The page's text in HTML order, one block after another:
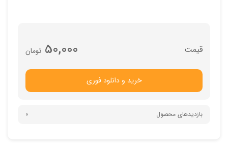
تومان 50,000
خرید و دانلود فوری
بازدیدهای محصول 0